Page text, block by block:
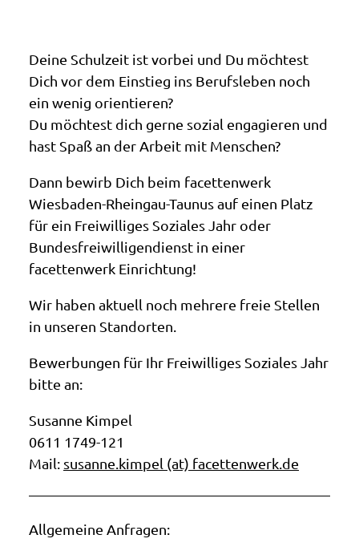
Deine Schulzeit ist vorbei und Du möchtest
Dich vor dem Einstieg ins Berufsleben noch
ein wenig orientieren?
Du möchtest dich gerne sozial engagieren und
hast Spaß an der Arbeit mit Menschen?
Dann bewirb Dich beim facettenwerk
Wiesbaden-Rheingau-Taunus auf einen Platz
für ein Freiwilliges Soziales Jahr oder
Bundesfreiwilligendienst in einer
facettenwerk Einrichtung!
Wir haben aktuell noch mehrere freie Stellen
in unseren Standorten.
Bewerbungen für Ihr Freiwilliges Soziales Jahr
bitte an:
Susanne Kimpel
0611 1749-121
Mail: susanne.kimpel (at) facettenwerk.de
Allgemeine Anfragen: